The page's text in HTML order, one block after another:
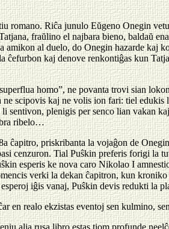
romano. Riĉa junulo Eŭgeno Onegin
fraŭlino el najbara bieno, baldaŭ
al duelo, do Onegin hazarde
kaj denove renkontiĝas kun
homo”, ne povanta trovi sian
scipovis kaj ne volis ion fari: tiel
plenigis per senco lian vakan
ribelo…
ĉapitro, priskribanta la vojaĝon de
cenzuron. Tial Puŝkin preferis forigi la
esperis ke nova caro Nikolao I
verki la dekan ĉapitron, kun
iĝis vanaj, Puŝkin devis redukti la
realo ekzistas eventoj sen kulmino,
alia rusa libro estas tiom profunde